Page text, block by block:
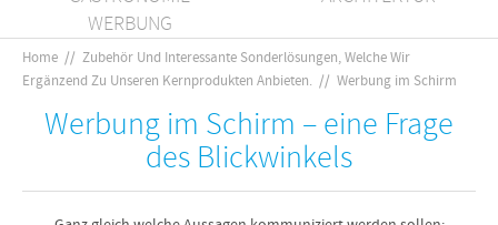
WERBUNG
Home // Zubehör Und Interessante Sonderlösungen, Welche Wir
Ergänzend Zu Unseren Kernprodukten Anbieten. // Werbung im Schirm
Werbung im Schirm – eine Frage
des Blickwinkels